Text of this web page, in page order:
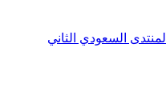
المنتدى السعودي الثاني